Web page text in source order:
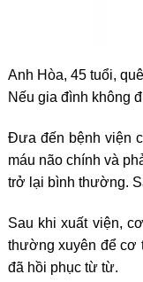
Anh Hòa, 45 tuổi,
Nếu gia đình không
Đưa đến bệnh viện
máu não chính và
trở lại bình thường.
Sau khi xuất viện,
thường xuyên để cơ
đã hồi phục từ từ.